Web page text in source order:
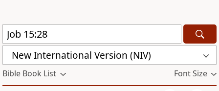
New International Version (NIV)
Bible Book List Font Size